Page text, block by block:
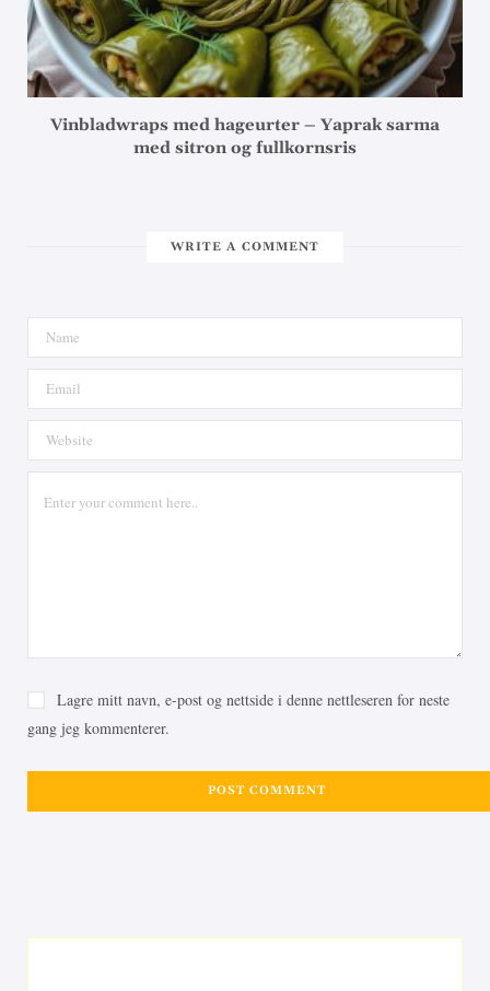
Vinbladwraps med hageurter – Yaprak sarma
med sitron og fullkornsris
WRITE A COMMENT
Lagre mitt navn, e-post og nettside i denne nettleseren for neste
gang jeg kommenterer.